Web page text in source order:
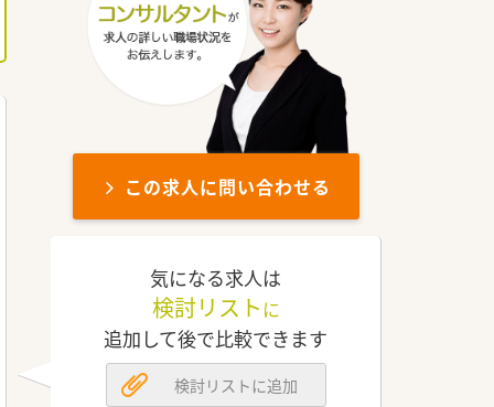
この求人に問い合わせる
気になる求人は
検討リスト に
追加して後で比較できます
検討リストに追加